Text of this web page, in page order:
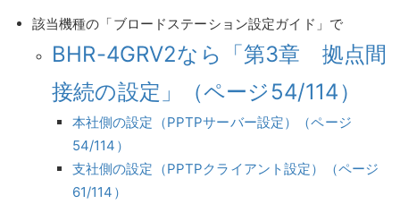
該当機種の「ブロードステーション設定ガイド」で
BHR-4GRV2なら「第3章 拠点間
接続の設定」（ページ54/114）
本社側の設定（PPTPサーバー設定）（ページ
54/114）
支社側の設定（PPTPクライアント設定）（ページ
61/114）